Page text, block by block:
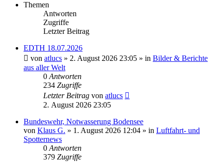
Themen
Antworten
Zugriffe
Letzter Beitrag
EDTH 18.07.2026
von atlucs » 2. August 2026 23:05 » in Bilder & Berichte
aus aller Welt
0 Antworten
234 Zugriffe
Letzter Beitrag von atlucs
2. August 2026 23:05
Bundeswehr, Notwasserung Bodensee
von Klaus G. » 1. August 2026 12:04 » in Luftfahrt- und
Spotternews
0 Antworten
379 Zugriffe